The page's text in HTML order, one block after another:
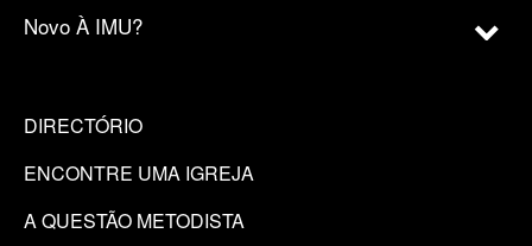
Novo À IMU?
DIRECTÓRIO
ENCONTRE UMA IGREJA
A QUESTÃO METODISTA